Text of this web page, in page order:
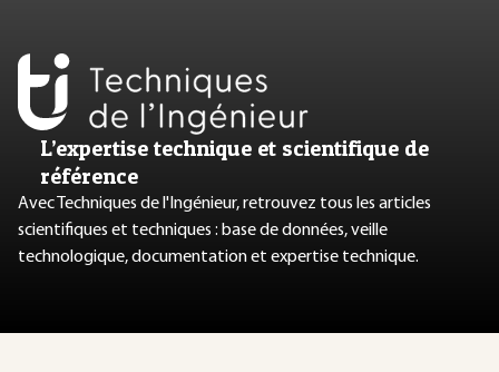
L’expertise technique et scientifique de
référence
Avec Techniques de l'Ingénieur, retrouvez tous les articles
scientifiques et techniques : base de données, veille
technologique, documentation et expertise technique.